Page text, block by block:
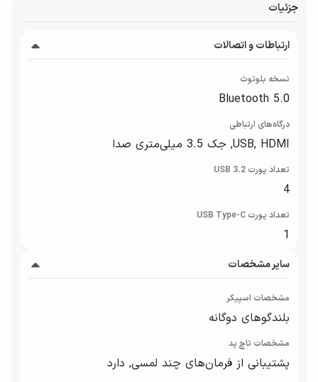
جزئیات
ارتباطات و اتصالات
نسخه بلوتوث
Bluetooth 5.0
درگاه‌های ارتباطی
USB, HDMI, جک 3.5 میلی‌متری صدا
تعداد پورت USB 3.2
4
تعداد پورت USB Type-C
1
سایر مشخصات
مشخصات اسپیکر
بلندگوهای دوگانه
مشخصات تاچ پد
پشتیبانی از فرمان‌های چند لمسی, دارد